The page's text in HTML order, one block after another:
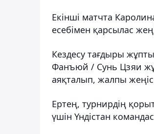
Екінші матчта
есебімен қарсылас
Кездесу тағдыры
Фанъюй / Сунь Цзяи
аяқталып, жалпы
Ертең, турнирдің
үшін Үндістан